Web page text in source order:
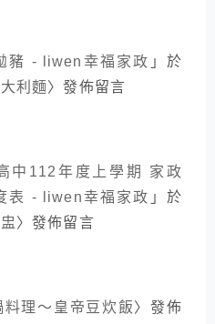
豬 - liwen幸福家政 」於
利麵〉發佈留言
中112年度上學期 家政
表 - liwen幸福家政 」於
〉發佈留言
料理～皇帝豆炊飯〉發佈